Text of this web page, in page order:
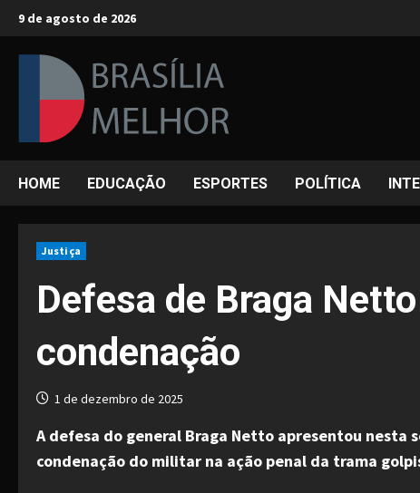
Skip
content
9 de agosto de 2026
HOME EDUCAÇÃO ESPORTES POLÍTICA
Justiça
Defesa de Braga
condenação
1 de dezembro de 2025
A defesa do general Braga Netto apresentou nesta
condenação do militar na ação penal da trama